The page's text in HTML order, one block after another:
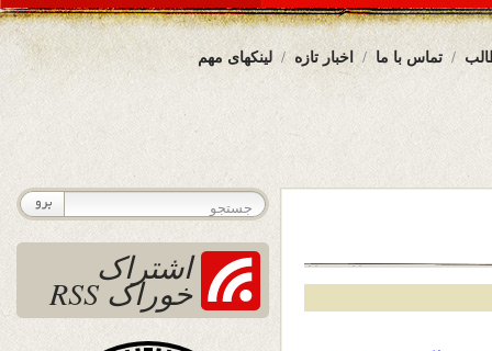
لینکهای مهم اخبار تازه تماس با ما
اشتراک
خوراک RSS